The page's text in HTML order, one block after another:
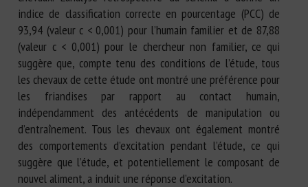
indice de classification correcte en pourcentage (PCC) de
93,94 (valeur c < 0,001) pour l’humain familier et de 87,88
(valeur c < 0,001) pour le chercheur non familier, ce qui
suggère que, compte tenu des conditions de l’étude, tous
les chevaux de cette étude ont montré une préférence pour
les friandises par rapport au contact humain,
indépendamment des antécédents de manipulation ou
d’entraînement. Tous les chevaux ont également montré
des comportements d’excitation pendant l’étude, ce qui
suggère que l’étude, et potentiellement le composant de
nouvel aliment, a induit une réponse d’excitation.